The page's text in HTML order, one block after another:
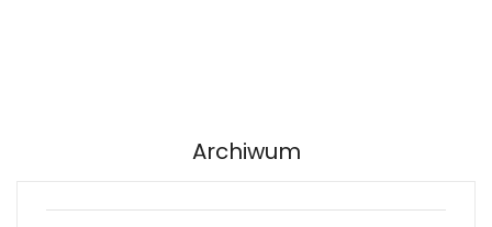
Archiwum